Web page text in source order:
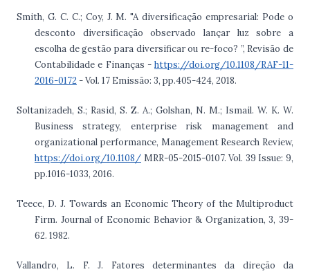
Smith, G. C. C.; Coy, J. M. "A diversificação empresarial: Pode o
desconto diversificação observado lançar luz sobre a
escolha de gestão para diversificar ou re-foco? ”, Revisão de
Contabilidade e Finanças -https://doi.org/10.1108/RAF-11-
2016-0172 - Vol. 17 Emissão: 3, pp.405-424, 2018.
Soltanizadeh, S.; Rasid, S. Z. A.; Golshan, N. M.; Ismail. W. K. W.
Business strategy, enterprise risk management and
organizational performance, Management Research Review,
https://doi.org/10.1108/MRR-05-2015-0107. Vol. 39 Issue: 9,
pp.1016-1033, 2016.
Teece, D. J. Towards an Economic Theory of the Multiproduct
Firm. Journal of Economic Behavior & Organization, 3, 39-
62. 1982.
Vallandro, L. F. J. Fatores determinantes da direção da